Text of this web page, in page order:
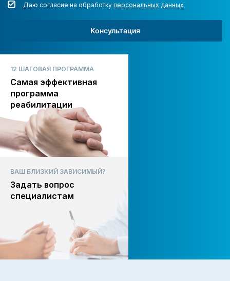
Даю согласие на обработку персональных данных
Консультация
12 ШАГОВАЯ ПРОГРАММА
Самая эффективная
программа
реабилитации
ВАШ БЛИЗКИЙ ЗАВИСИМЫЙ?
Задать вопрос
специалистам